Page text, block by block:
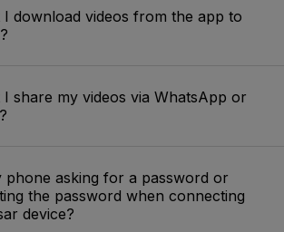
I download videos from the app to
I share my videos via WhatsApp or
phone asking for a password or
the password when connecting
device?